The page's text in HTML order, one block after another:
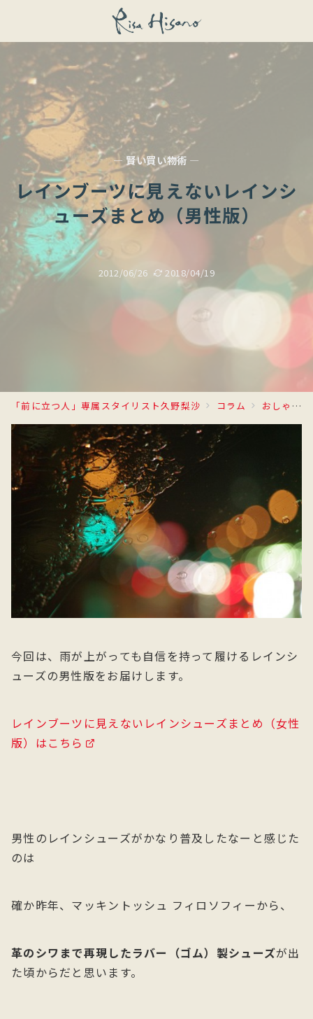
— 賢い買い物術 —
レインブーツに見えないレインシ
ューズまとめ（男性版）
2012/06/26 2018/04/19
「前に立つ人」専属スタイリスト久野梨沙 コラム おしゃれの悩み解決！
今回は、雨が上がっても自信を持って履けるレインシ
ューズの男性版をお届けします。
レインブーツに見えないレインシューズまとめ（女性
版）はこちら
男性のレインシューズがかなり普及したなーと感じた
のは
確か昨年、マッキントッシュ フィロソフィーから、
革のシワまで再現したラバー（ゴム）製シューズが出
た頃からだと思います。